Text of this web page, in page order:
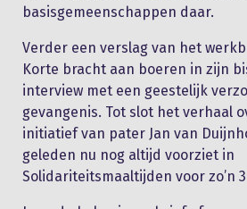
basisgemeenschappen daar.
Verder een verslag van het
Korte bracht aan boeren in zijn
interview met een geestelijk
gevangenis. Tot slot het verhaal
initiatief van pater Jan van
geleden nu nog altijd voorziet in
Solidariteitsmaaltijden voor zo’n